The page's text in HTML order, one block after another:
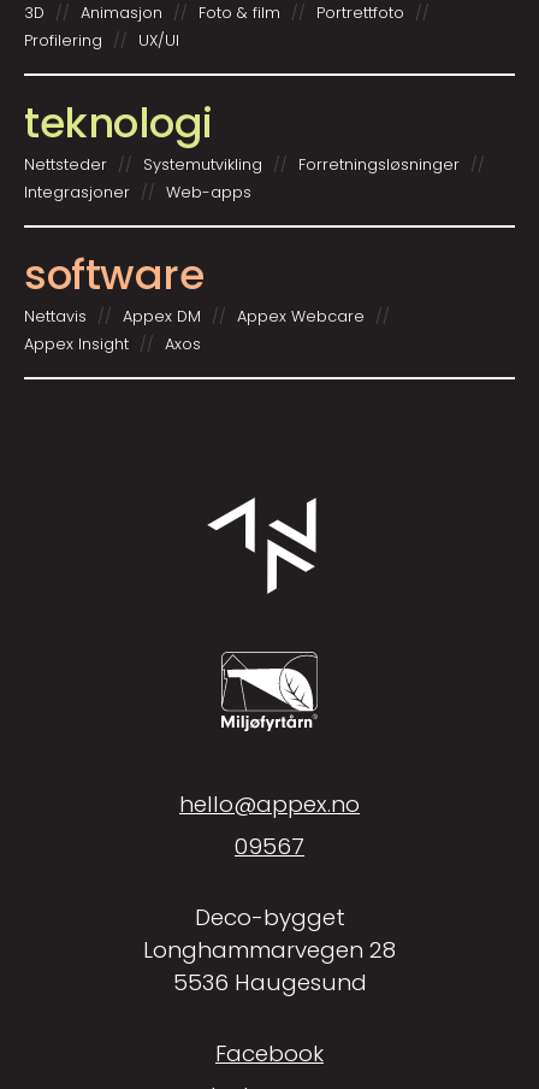
3D
Animasjon Foto & film
Portrettfoto
Profilering
UX/UI
teknologi
Nettsteder System­utvikling
Forretnings­løsninger
Integrasjoner
Web-apps
software
Nettavis Appex DM
Appex Webcare
Appex Insight
Axos
Facebook
hello@appex.no
09567
Deco-bygget
Longhammarvegen 28
5536 Haugesund